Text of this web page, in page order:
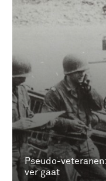
Pseudo-
ver gaat